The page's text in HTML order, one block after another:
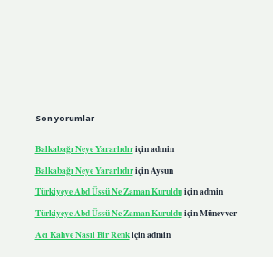
Son yorumlar
Balkabağı Neye Yararlıdıriçinadmin
Balkabağı Neye Yararlıdıriçin Aysun
Türkiyeye Abd Üssü Ne Zaman Kurulduiçinadmin
Türkiyeye Abd Üssü Ne Zaman KurulduiçinMünevver
Acı Kahve Nasıl Bir Renkiçinadmin